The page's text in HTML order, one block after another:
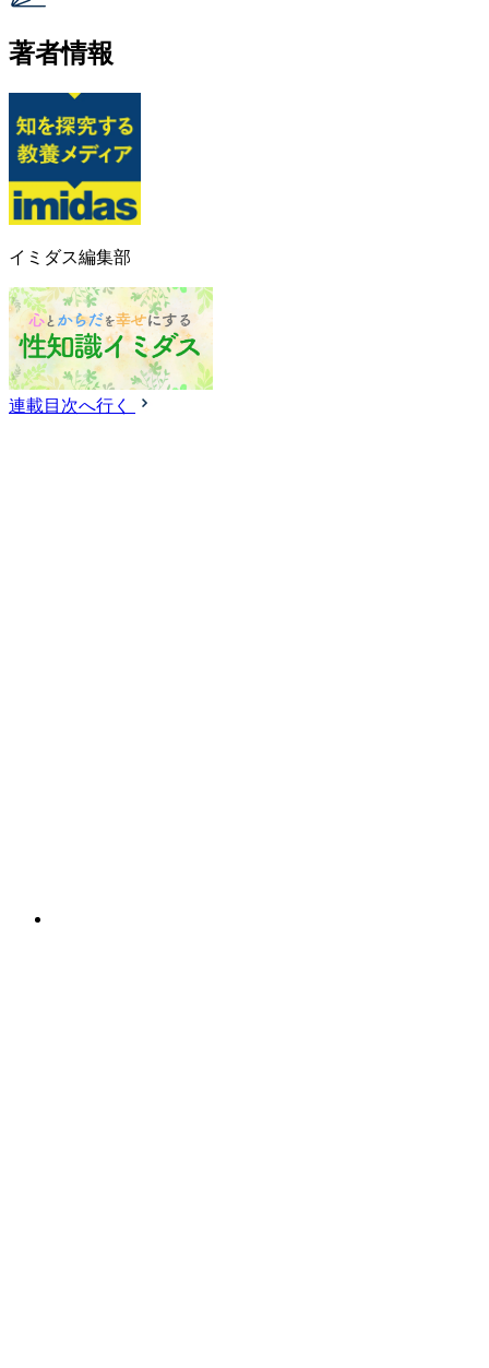
著者情報
イミダス編集部
連載目次へ行く